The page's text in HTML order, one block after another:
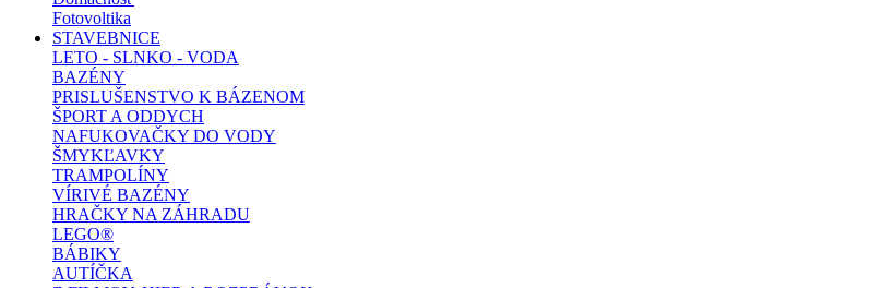
Fotovoltika
STAVEBNICE
LETO - SLNKO - VODA
BAZÉNY
PRISLUŠENSTVO K BÁZENOM
ŠPORT A ODDYCH
NAFUKOVAČKY DO VODY
ŠMYKĽAVKY
TRAMPOLÍNY
VÍRIVÉ BAZÉNY
HRAČKY NA ZÁHRADU
LEGO®
BÁBIKY
AUTÍČKA